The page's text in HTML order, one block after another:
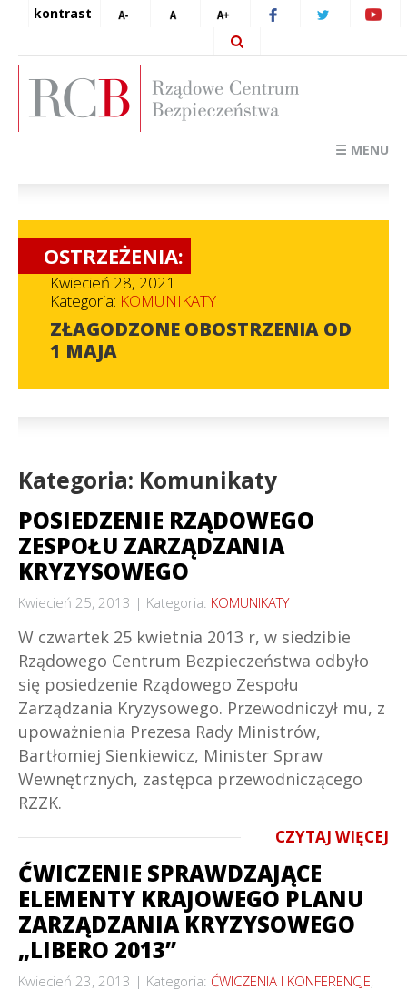
kontrast
☰ MENU
OSTRZEŻENIA:
Kwiecień 28, 2021
Kategoria: KOMUNIKATY
ZŁAGODZONE OBOSTRZENIA OD
1 MAJA
Kategoria: Komunikaty
POSIEDZENIE RZĄDOWEGO
ZESPOŁU ZARZĄDZANIA
KRYZYSOWEGO
Kwiecień 25, 2013 Kategoria: KOMUNIKATY
W czwartek 25 kwietnia 2013 r, w siedzibie
Rządowego Centrum Bezpieczeństwa odbyło
się posiedzenie Rządowego Zespołu
Zarządzania Kryzysowego. Przewodniczył mu, z
upoważnienia Prezesa Rady Ministrów,
Bartłomiej Sienkiewicz, Minister Spraw
Wewnętrznych, zastępca przewodniczącego
RZZK.
CZYTAJ WIĘCEJ
ĆWICZENIE SPRAWDZAJĄCE
ELEMENTY KRAJOWEGO PLANU
ZARZĄDZANIA KRYZYSOWEGO
„LIBERO 2013”
Kwiecień 23, 2013 Kategoria: ĆWICZENIA I KONFERENCJE,